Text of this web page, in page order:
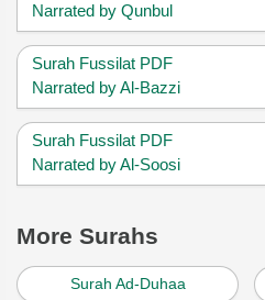
Narrated by Qunbul
Surah Fussilat PDF
Narrated by Al-Bazzi
Surah Fussilat PDF
Narrated by Al-Soosi
More Surahs
Surah Ad-Duhaa